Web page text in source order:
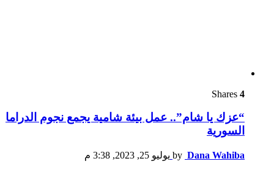
4
“عزك يا شام”.. عمل بيئة شامية يجمع نجوم الدراما
السورية
by Dana Wahiba يوليو 25, 2023, 3:38 م